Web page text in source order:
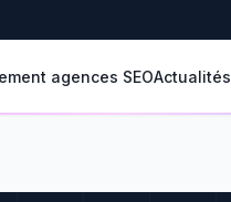
agences SEOActualités